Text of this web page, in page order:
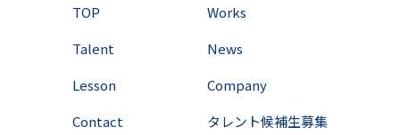
TOP
Works
Talent
News
Lesson
Company
Contact
タレント候補生募集